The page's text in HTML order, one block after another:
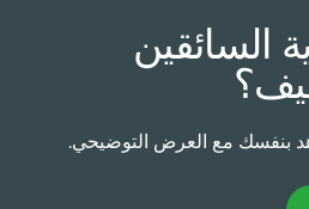
مع العرض التوضيحي.